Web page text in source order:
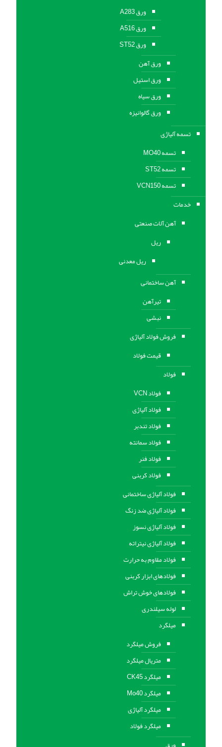
ورق A283
ورق A516
ورق ST52
ورق آهن
ورق استیل
ورق سیاه
ورق گالوانیزه
تسمه آلیاژی
تسمه MO40
تسمه ST52
تسمه VCN150
خدمات
آهن آلات صنعتی
ریل
ریل معدنی
آهن ساختمانی
تیرآهن
نبشی
فروش فولاد آلیاژی
قیمت فولاد
فولاد
فولاد VCN
فولاد آلیاژی
فولاد تندبر
فولاد سمانته
فولاد فنر
فولاد کربنی
فولاد آلیاژی ساختمانی
فولاد آلیاژی ضد زنگ
فولاد آلیاژی نسوز
فولاد آلیاژی نیتراته
فولاد مقاوم به حرارت
فولادهای ابزار کربنی
فولادهای خوش تراش
لوله سیلندری
میلگرد
فروش میلگرد
متریال میلگرد
میلگرد CK45
میلگرد Mo40
میلگرد آلیاژی
میلگرد فولاد